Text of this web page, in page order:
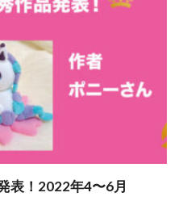
表！2022年4〜6月